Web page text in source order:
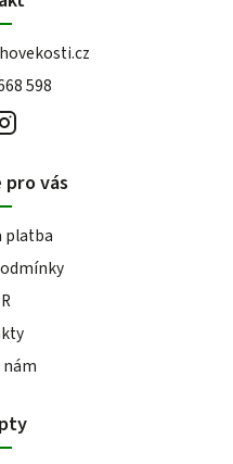
598
vás
platba